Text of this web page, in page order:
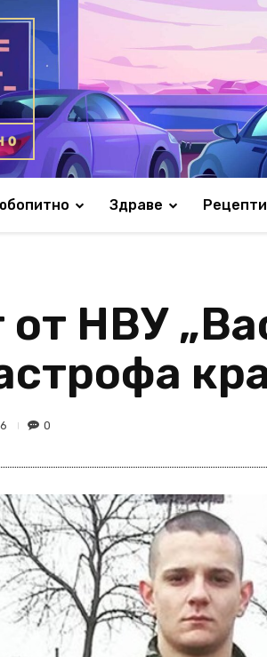
Здраве Рецепти
от НВУ
0